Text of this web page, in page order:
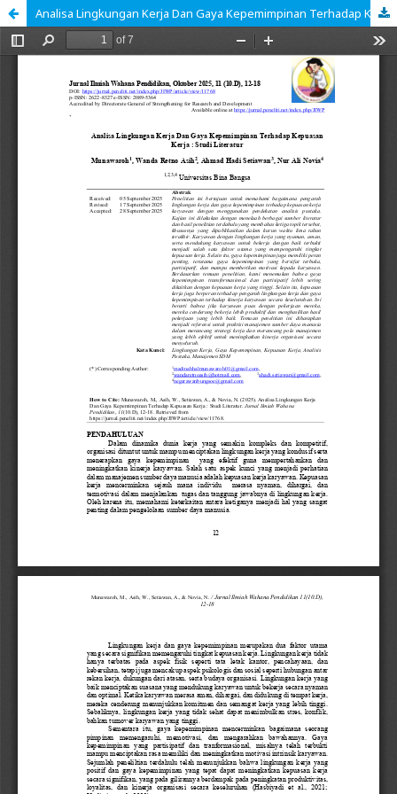
Analisa Lingkungan Kerja Dan Gaya Kepemimpinan Terhadap Kepuasan Kerja : Studi Literatur